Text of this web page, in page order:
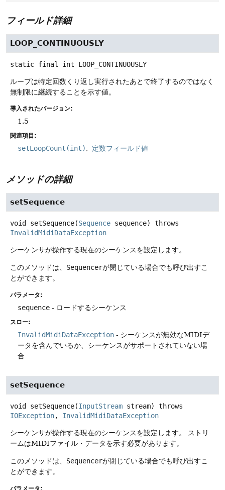
フィールド詳細
LOOP_CONTINUOUSLY
static final int LOOP_CONTINUOUSLY
ループは特定回数くり返し実行されたあとで終了するのではなく
無制限に継続することを示す値。
導入されたバージョン:
1.5
関連項目:
setLoopCount(int) 定数フィールド値
メソッドの詳細
setSequence
void setSequence(Sequence sequence)
throws
InvalidMidiDataException
シーケンサが操作する現在のシーケンスを設定します。
このメソッドは、 Sequencerが閉じている場合でも呼び出すこ
とができます。
パラメータ:
sequence - ロードするシーケンス
スロー:
InvalidMidiDataException - シーケンスが無効なMIDIデ
ータを含んでいるか、シーケンスがサポートされていない場
合
setSequence
void setSequence(InputStream stream)
throws
IOException, InvalidMidiDataException
シーケンサが操作する現在のシーケンスを設定します。
ストリ
ームはMIDIファイル・データを示す必要があります。
このメソッドは、 Sequencerが閉じている場合でも呼び出すこ
とができます。
パラメータ: